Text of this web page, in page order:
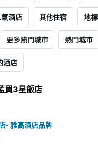
酒店 其他住宿 地標
更多熱門城市 熱門城市
酒店
買3星​飯店
- 雅高酒店品牌